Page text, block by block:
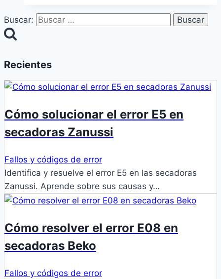
Buscar:
Recientes
Cómo solucionar el error E5 en
secadoras Zanussi
Fallos y códigos de error
Identifica y resuelve el error E5 en las secadoras
Zanussi. Aprende sobre sus causas y…
Cómo resolver el error E08 en
secadoras Beko
Fallos y códigos de error